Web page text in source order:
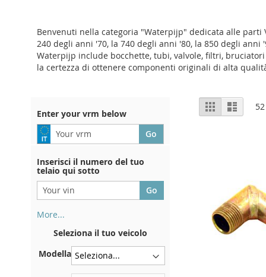
Benvenuti nella categoria "Waterpijp" dedicata alle parti
240 degli anni '70, la 740 degli anni '80, la 850 degli anni
Waterpijp include bocchette, tubi, valvole, filtri,
la certezza di ottenere componenti originali di alta
View
as
Grid List 52
Enter your vrm below
Inserisci il numero del tuo
telaio qui sotto
More...
retro del certificato di
immatricolazione. E anche in
macchina
Seleziona il tuo veicolo
Modella